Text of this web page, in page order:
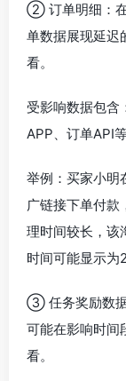
② 订单明细：在
单数据展现延迟
看。
受影响数据包含
APP、订单API等
举例：买家小明
广链接下单付款
理时间较长，该
时间可能显示为
③ 任务奖励数据
可能在影响时间
看。